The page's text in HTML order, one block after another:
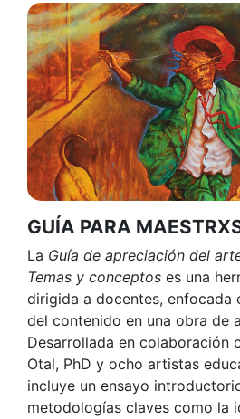
GUÍA PARA
La Guía de apreciación del
Temas y conceptos es una
dirigida a docentes, enfocada
del contenido en una obra de
Desarrollada en colaboración
Otal, PhD y ocho artistas
incluye un ensayo
metodologías claves como la